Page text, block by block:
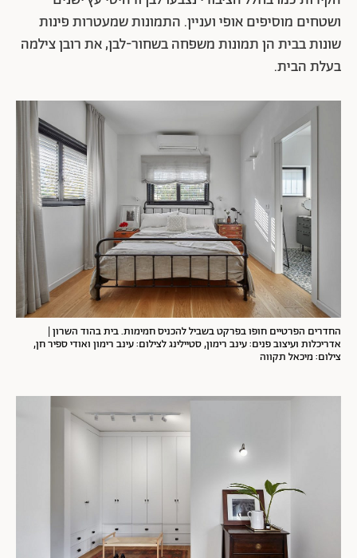
ושטחים מוסיפים אופי ועניין. התמונות שמעטרות פינות
שונות בבית הן תמונות משפחה בשחור-לבן, את רובן צילמה
בעלת הבית.
החדרים הפרטיים חופו בפרקט בשביל להכניס חמימות. בית בהוד השרון |
אדריכלות ועיצוב פנים: עינב רימון, סטיילינג לצילום: עינב רימון ואודי ספיר חן,
צילום: מיכאל תקווה